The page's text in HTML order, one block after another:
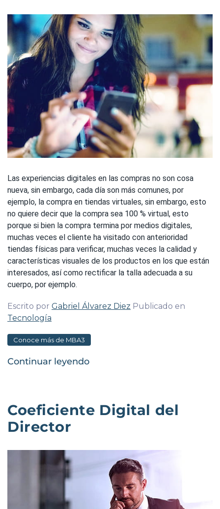
Las experiencias digitales en las compras no son cosa
nueva, sin embargo, cada día son más comunes, por
ejemplo, la compra en tiendas virtuales, sin embargo, esto
no quiere decir que la compra sea 100 % virtual, esto
porque si bien la compra termina por medios digitales,
muchas veces el cliente ha visitado con anterioridad
tiendas físicas para verificar, muchas veces la calidad y
características visuales de los productos en los que están
interesados, así como rectificar la talla adecuada a su
cuerpo, por ejemplo.
Escrito por Gabriel Álvarez Diez Publicado en
Tecnología
Conoce más de MBA3
Continuar leyendo
Coeficiente Digital del
Director